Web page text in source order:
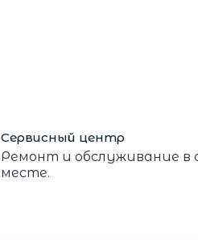
Сервисный центр
Ремонт и обслуживание в
месте.